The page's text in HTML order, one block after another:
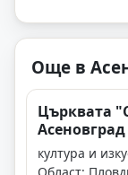
Още в
Църквата
Асеновград
култура и